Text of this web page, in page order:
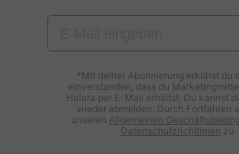
*Mit deiner Abonnierung erklärst du
einverstanden, dass du
Halara per E-Mail erhältst. Du kannst
wieder abmelden. Durch Fortfahren
unseren Allgemeinen
Datenschutzrichtlinien zu.